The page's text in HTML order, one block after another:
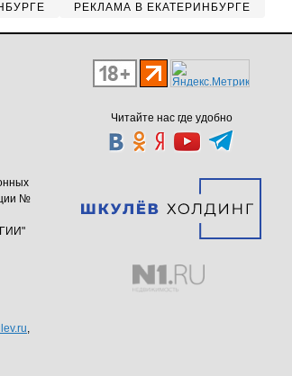
РЕКЛАМА В ЕКАТЕРИНБУРГЕ
Читайте нас где удобно
№
,